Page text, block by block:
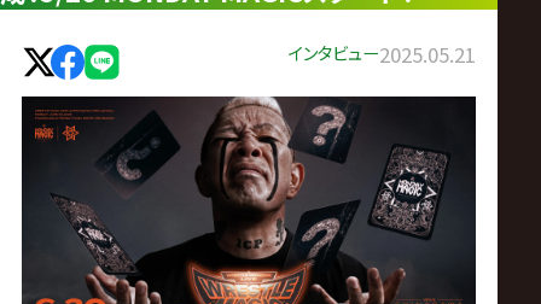
ロ
レ
インタビュー2025.05.21